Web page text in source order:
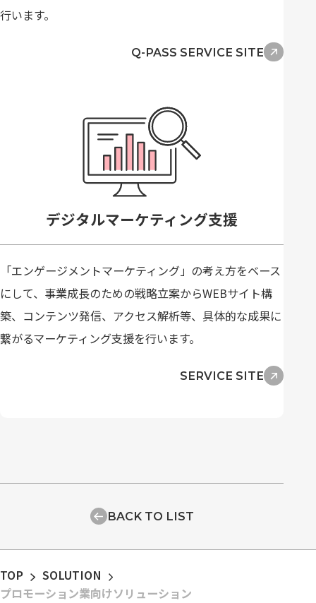
行います。
Q-PASS SERVICE SITE
デジタルマーケティング支援
「エンゲージメントマーケティング」の考え方をベース
にして、事業成長のための戦略立案からWEBサイト構
築、コンテンツ発信、アクセス解析等、具体的な成果に
繋がるマーケティング支援を行います。
SERVICE SITE
BACK TO LIST
TOP
SOLUTION
プロモーション業向けソリューション